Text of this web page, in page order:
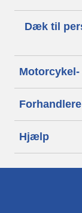
Dæk til
Forhandlere
Hjælp